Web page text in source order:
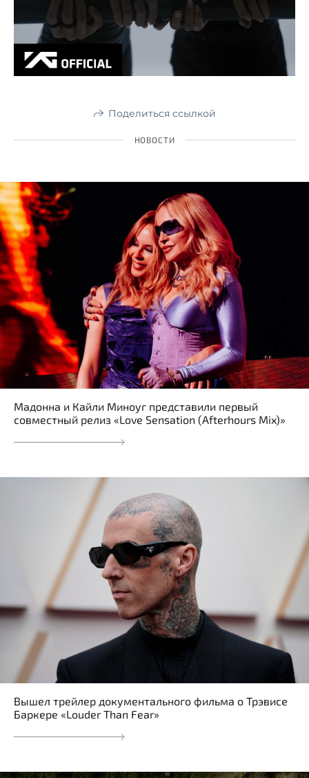
Поделиться ссылкой
НОВОСТИ
Мадонна и Кайли Миноуг представили первый
совместный релиз «Love Sensation (Afterhours Mix)»
Вышел трейлер документального фильма о Трэвисе
Баркере «Louder Than Fear»